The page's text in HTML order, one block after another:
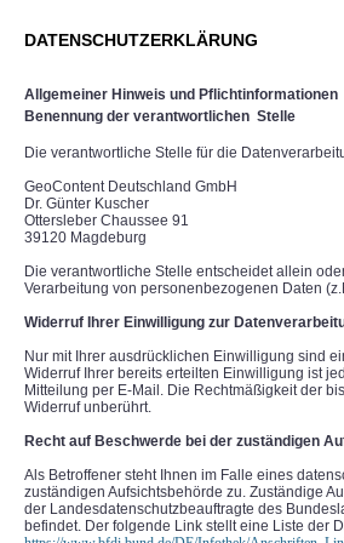
DATENSCHUTZERKLÄRUNG
Allgemeiner Hinweis und Pflichtinformationen
Benennung der verantwortlichen Stelle
Die verantwortliche Stelle für die
GeoContent Deutschland GmbH
Dr. Günter Kuscher
Ottersleber Chaussee 91
39120 Magdeburg
Die verantwortliche Stelle entscheidet allein
Verarbeitung von personenbezogenen Daten
Widerruf Ihrer Einwilligung zur
Nur mit Ihrer ausdrücklichen Einwilligung sind
Widerruf Ihrer bereits erteilten Einwilligung ist
Mitteilung per E-Mail. Die Rechtmäßigkeit der
Widerruf unberührt.
Recht auf Beschwerde bei der zuständigen
Als Betroffener steht Ihnen im Falle eines
zuständigen Aufsichtsbehörde zu. Zuständige
der Landesdatenschutzbeauftragte des
befindet. Der folgende Link stellt eine Liste der